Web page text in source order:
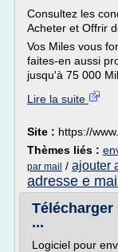
Consultez les
Acheter et Offrir
Vos Miles vous
faites-en aussi
jusqu'à 75 000
Lire la suite
Site : https://
Thèmes liés :
par mail / ajouter
adresse e mail
...
Logiciel pour